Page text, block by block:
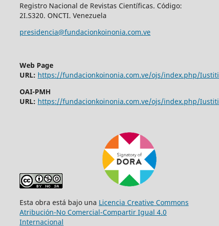
Registro Nacional de Revistas Científicas. Código:
2I.S320. ONCTI. Venezuela
presidencia@fundacionkoinonia.com.ve
Web Page
URL: https://fundacionkoinonia.com.ve/ojs/index.php/
OAI-PMH
URL: https://fundacionkoinonia.com.ve/ojs/index.php/
Esta obra está bajo una Licencia Creative Commons
Atribución-No Comercial-Compartir Igual 4.0
Internacional